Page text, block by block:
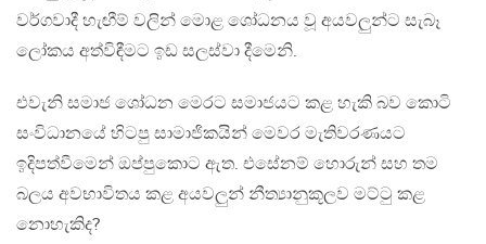
වර්ගවාදී හැඟීම් වලින් මොළ ශෝධනය වූ අයවලුන්ට සැබෑ
ලෝකය අත්විඳීමට ඉඩ සලස්වා දීමෙනි.
එවැනි සමාජ ශෝධන මෙරට සමාජයට කළ හැකි බව කොටි
සංවිධානයේ හිටපු සාමාජිකයින් මෙවර මැතිවරණයට
ඉදිපත්වීමෙන් ඔප්පුකොට ඇත. එසේනම් හොරුන් සහ තම
බලය අවභාවිතය කළ අයවලුන් නීත්‍යානුකූලව මට්ටු කළ
නොහැකිද?